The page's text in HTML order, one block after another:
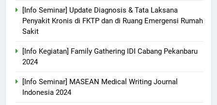
[Info Seminar] Update Diagnosis & Tata Laksana
Penyakit Kronis di FKTP dan di Ruang Emergensi Rumah
Sakit
[Info Kegiatan] Family Gathering IDI Cabang Pekanbaru
2024
[Info Seminar] MASEAN Medical Writing Journal
Indonesia 2024